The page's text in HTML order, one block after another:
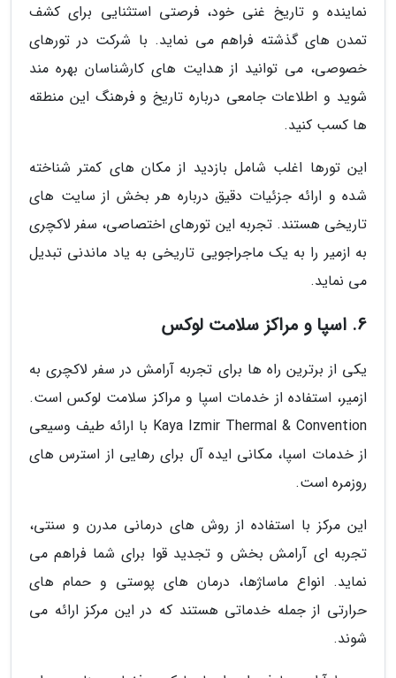
نماینده و تاریخ غنی خود، فرصتی استثنایی برای کشف
تمدن های گذشته فراهم می نماید. با شرکت در تورهای
خصوصی، می توانید از هدایت های کارشناسان بهره مند
شوید و اطلاعات جامعی درباره تاریخ و فرهنگ این منطقه
ها کسب کنید.
این تورها اغلب شامل بازدید از مکان های کمتر شناخته
شده و ارائه جزئیات دقیق درباره هر بخش از سایت های
تاریخی هستند. تجربه این تورهای اختصاصی، سفر لاکچری
به ازمیر را به یک ماجراجویی تاریخی به یاد ماندنی تبدیل
می نماید.
6. اسپا و مراکز سلامت لوکس
یکی از برترین راه ها برای تجربه آرامش در سفر لاکچری به
ازمیر، استفاده از خدمات اسپا و مراکز سلامت لوکس است.
Kaya Izmir Thermal & Convention با ارائه طیف وسیعی
از خدمات اسپا، مکانی ایده آل برای رهایی از استرس های
روزمره است.
این مرکز با استفاده از روش های درمانی مدرن و سنتی،
تجربه ای آرامش بخش و تجدید قوا برای شما فراهم می
نماید. انواع ماساژها، درمان های پوستی و حمام های
حرارتی از جمله خدماتی هستند که در این مرکز ارائه می
شوند.